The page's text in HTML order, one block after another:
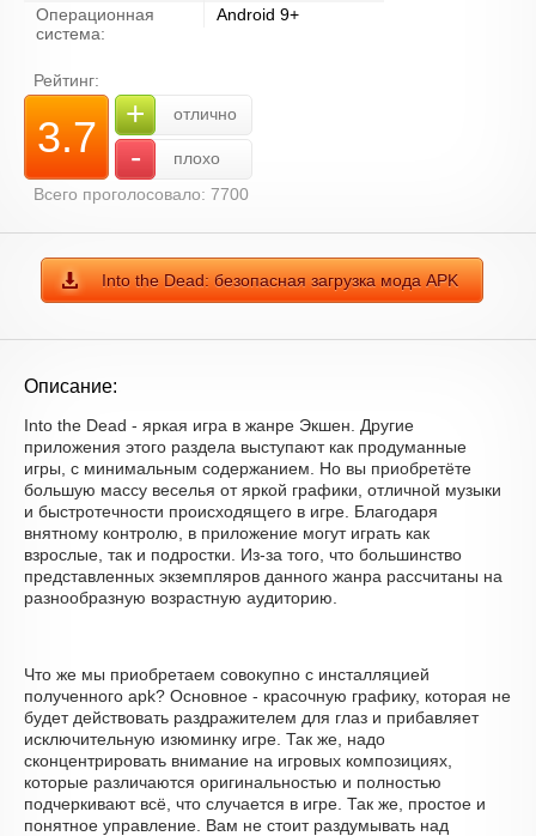
Операционная
система:
Android 9+
Рейтинг:
3.7 + отлично
-
плохо
Всего проголосовало: 7700
Into the Dead: безопасная загрузка мода APK
Описание:
Into the Dead - яркая игра в жанре Экшен. Другие
приложения этого раздела выступают как продуманные
игры, с минимальным содержанием. Но вы приобретёте
большую массу веселья от яркой графики, отличной музыки
и быстротечности происходящего в игре. Благодаря
внятному контролю, в приложение могут играть как
взрослые, так и подростки. Из-за того, что большинство
представленных экземпляров данного жанра рассчитаны на
разнообразную возрастную аудиторию.
Что же мы приобретаем совокупно с инсталляцией
полученного apk? Основное - красочную графику, которая не
будет действовать раздражителем для глаз и прибавляет
исключительную изюминку игре. Так же, надо
сконцентрировать внимание на игровых композициях,
которые различаются оригинальностью и полностью
подчеркивают всё, что случается в игре. Так же, простое и
понятное управление. Вам не стоит раздумывать над